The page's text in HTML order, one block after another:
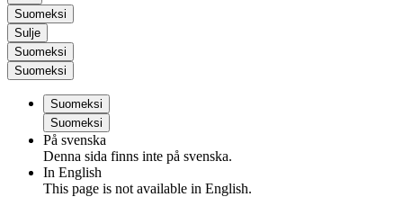
Suomeksi
Sulje
Suomeksi
Suomeksi
Suomeksi
Suomeksi
På svenska
Denna sida finns inte på svenska.
In English
This page is not available in English.